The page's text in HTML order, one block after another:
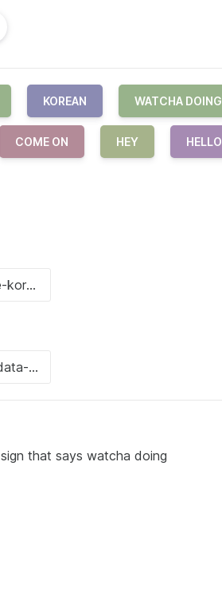
KOREAN WATCHA DOING
COME ON HEY HELLO
that says watcha doing